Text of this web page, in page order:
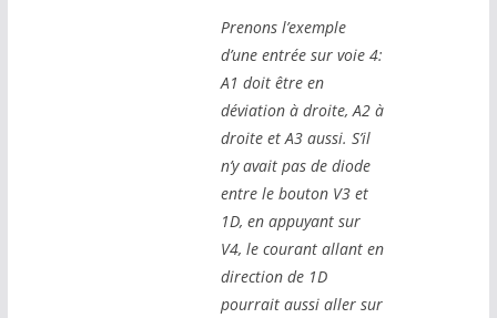
Prenons l’exemple
d’une entrée sur voie 4:
A1 doit être en
déviation à droite, A2 à
droite et A3 aussi. S’il
n’y avait pas de diode
entre le bouton V3 et
1D, en appuyant sur
V4, le courant allant en
direction de 1D
pourrait aussi aller sur